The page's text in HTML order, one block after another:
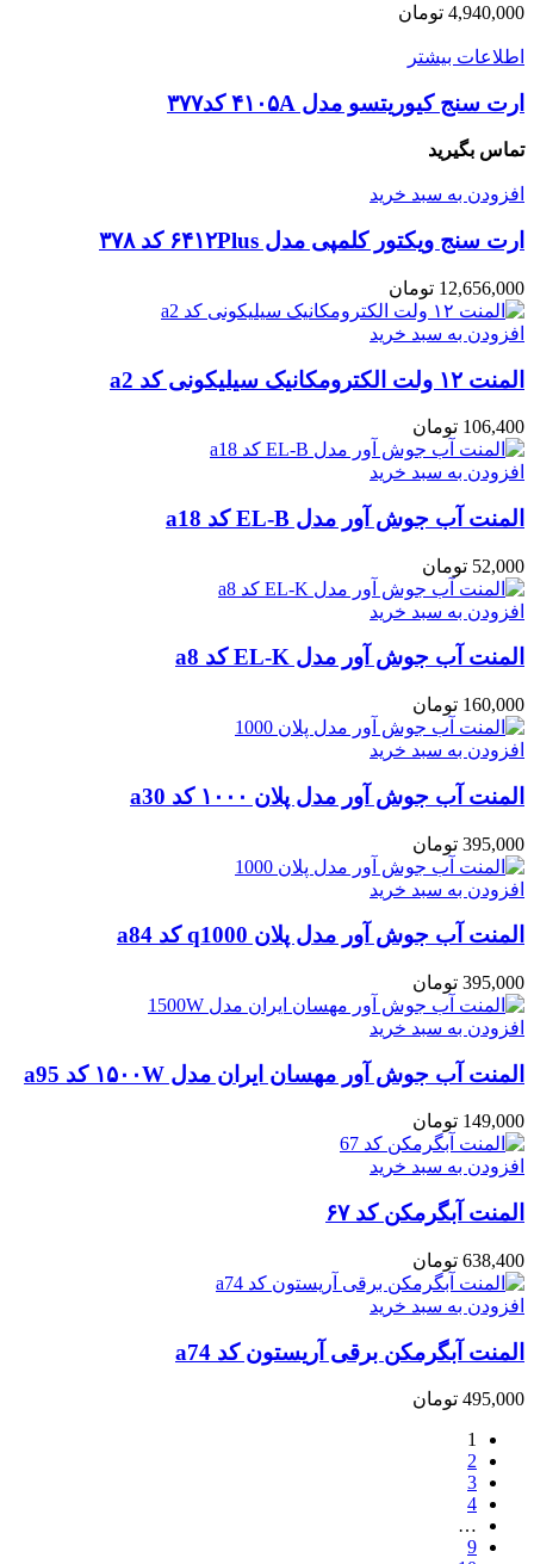
4,940,000 تومان
اطلاعات بیشتر
ارت سنج کیوریتسو مدل ۴۱۰۵A کد۳۷۷
تماس بگیرید
افزودن به سبد خرید
ارت سنج ویکتور کلمپی مدل ۶۴۱۲Plus کد ۳۷۸
12,656,000 تومان
افزودن به سبد خرید
المنت ۱۲ ولت الکترومکانیک سیلیکونی کد a2
106,400 تومان
افزودن به سبد خرید
المنت آب جوش آور مدل EL-B کد a18
52,000 تومان
افزودن به سبد خرید
المنت آب جوش آور مدل EL-K کد a8
160,000 تومان
افزودن به سبد خرید
المنت آب جوش آور مدل پلان ۱۰۰۰ کد a30
395,000 تومان
افزودن به سبد خرید
المنت آب جوش آور مدل پلان q1000 کد a84
395,000 تومان
افزودن به سبد خرید
المنت آب جوش آور مهسان ایران مدل ۱۵۰۰W کد a95
149,000 تومان
افزودن به سبد خرید
المنت آبگرمکن کد ۶۷
638,400 تومان
افزودن به سبد خرید
المنت آبگرمکن برقی آریستون کد a74
495,000 تومان
1
2
3
4
…
9